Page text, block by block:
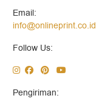
Email:
info@onlineprint.co.id
Follow Us:
Pengiriman: